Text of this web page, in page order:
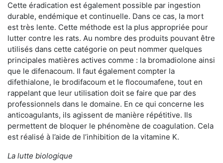
Cette éradication est également possible par ingestion
durable, endémique et continuelle. Dans ce cas, la mort
est très lente. Cette méthode est la plus appropriée pour
lutter contre les rats. Au nombre des produits pouvant être
utilisés dans cette catégorie on peut nommer quelques
principales matières actives comme : la bromadiolone ainsi
que le difenacoum. Il faut également compter la
difethialone, le brodifacoum et le flocoumafene, tout en
rappelant que leur utilisation doit se faire que par des
professionnels dans le domaine. En ce qui concerne les
anticoagulants, ils agissent de manière répétitive. Ils
permettent de bloquer le phénomène de coagulation. Cela
est réalisé à l’aide de l’inhibition de la vitamine K.
La lutte biologique